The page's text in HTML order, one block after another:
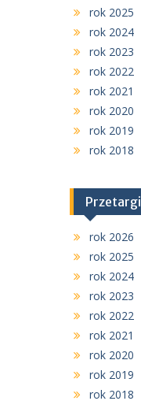
rok 2025
rok 2024
rok 2023
rok 2022
rok 2021
rok 2020
rok 2019
rok 2018
Przetargi
rok 2026
rok 2025
rok 2024
rok 2023
rok 2022
rok 2021
rok 2020
rok 2019
rok 2018